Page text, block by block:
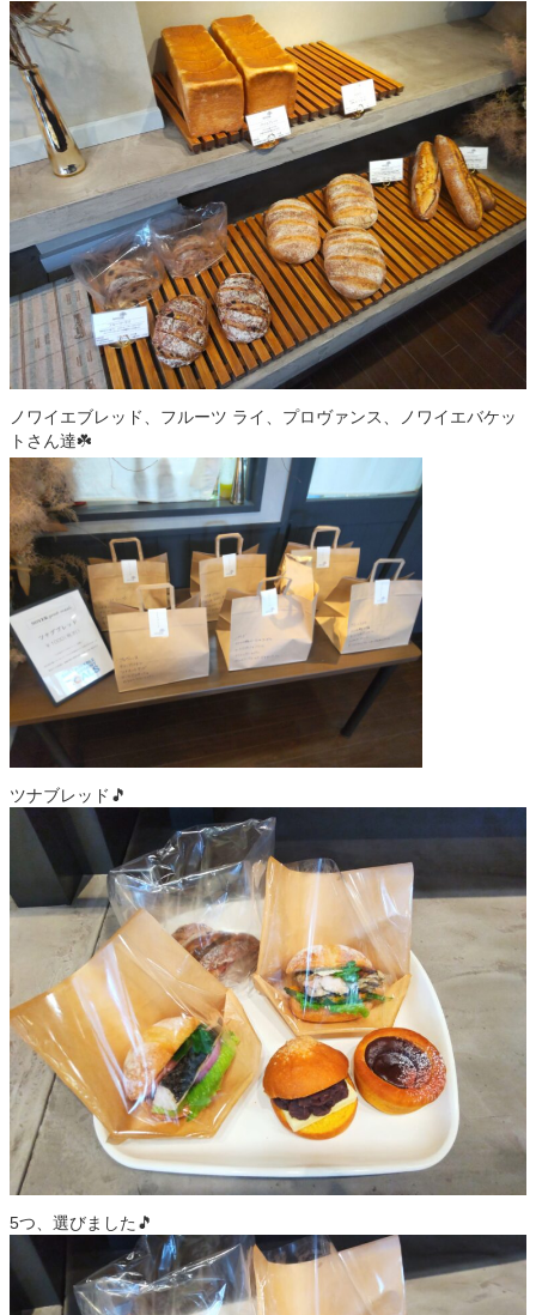
ノワイエブレッド、フルーツ ライ、プロヴァンス、ノワイエバケッ
トさん達☘️
ツナブレッド🎵
5つ、選びました🎵